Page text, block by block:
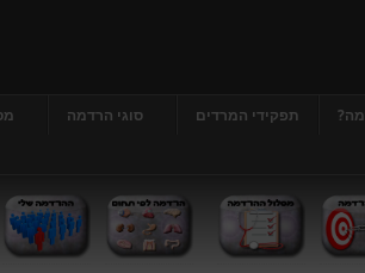
תפקידי המרדים סוגי הרדמה